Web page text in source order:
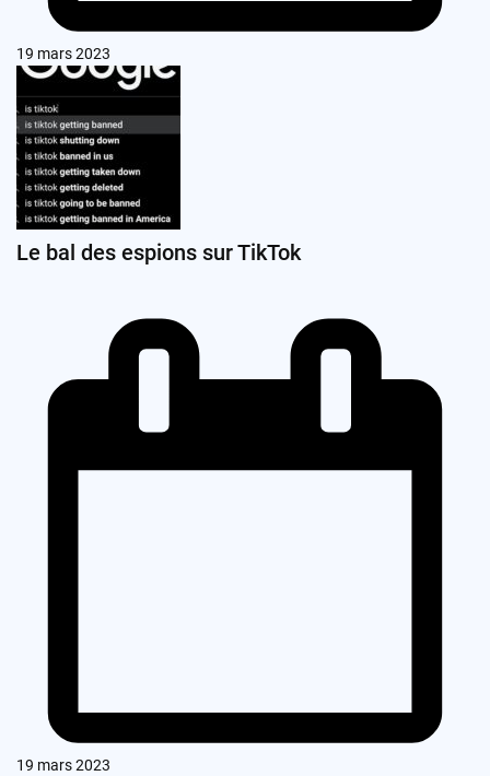
19 mars 2023
Le bal des espions sur TikTok
19 mars 2023